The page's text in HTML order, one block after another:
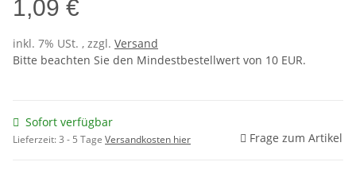
1,09 €
inkl. 7% USt. , zzgl. Versand
Bitte beachten Sie den Mindestbestellwert von 10 EUR.
Sofort verfügbar
Lieferzeit:3 - 5 Tage Versandkosten hier Frage zum Artikel